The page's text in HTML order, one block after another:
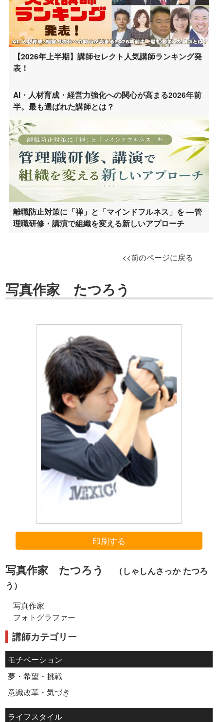
【2026年上半期】講師セレクト人気講師ランキング発
表！
AI・人材育成・経営力強化への関心が高まる2026年前
半。最も選ばれた講師とは？
離職防止対策に「禅」と「マインドフルネス」を ―管
理職研修・講演で組織を変える新しいアプローチ
<<前のページに戻る
写真作家 たつろう
印刷する
写真作家 たつろう
（しゃしんさっか たつろ
う）
写真作家
フォトグラファー
講師カテゴリー
モチベーション
夢・希望・挑戦
意識改革・気づき
ライフスタイル